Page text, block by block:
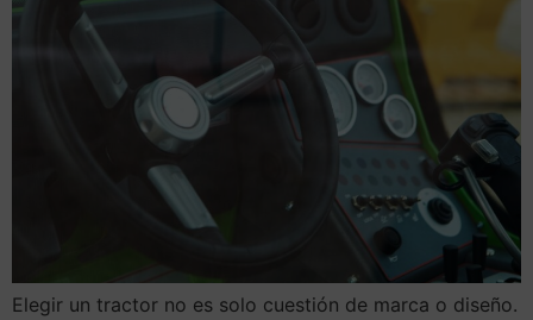
Elegir un tractor no es solo cuestión de marca o diseño.